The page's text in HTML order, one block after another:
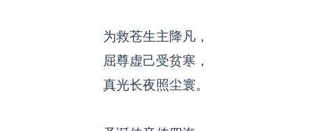
为救苍生主降凡，
屈尊虚己受贫寒，
真光长夜照尘寰。